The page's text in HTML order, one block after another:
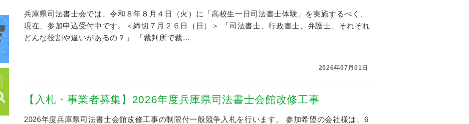
兵庫県司法書士会では、令和８年８月４日（火）に「高校生一日司法書士体験」を実施するべく、
現在、参加申込受付中です。＜締切７月２６日（日）＞ 「司法書士、行政書士、弁護士、それぞれ
どんな役割や違いがあるの？」 「裁判所で裁…
2026年07月01日
【入札・事業者募集】2026年度兵庫県司法書士会館改修工事
2026年度兵庫県司法書士会館改修工事の制限付一般競争入札を行います。 参加希望の会社様は、6